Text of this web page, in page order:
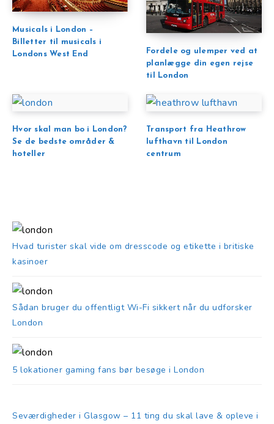
Musicals i London –
Billetter til musicals i
Londons West End
Fordele og ulemper ved at
planlægge din egen rejse
til London
Hvor skal man bo i London?
Se de bedste områder &
hoteller
Transport fra Heathrow
lufthavn til London
centrum
Hvad turister skal vide om dresscode og etikette i britiske
kasinoer
Sådan bruger du offentligt Wi-Fi sikkert når du udforsker
London
5 lokationer gaming fans bør besøge i London
Seværdigheder i Glasgow – 11 ting du skal lave & opleve i